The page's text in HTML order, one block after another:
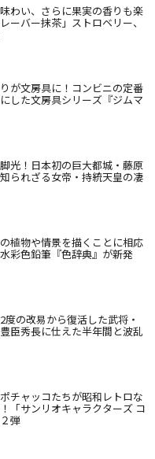
わい、さらに果実の香りも楽
ーバー抹茶」ストロベリー、
が文房具に！コンビニの定番
した文房具シリーズ『ジムマ
光！日本初の巨大都城・藤原
られざる女帝・持統天皇の凄
植物や情景を描くことに相応
彩色鉛筆『色辞典』が新発
度の改易から復活した武将・
臣秀長に仕えた半年間と波乱
チャッコたちが昭和レトロな
「サンリオキャラクターズ コ
弾